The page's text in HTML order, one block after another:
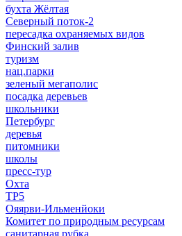
бухта Жёлтая
Северный поток-2
пересадка охраняемых видов
Финский залив
туризм
нац.парки
зеленый мегаполис
посадка деревьев
школьники
Петербург
деревья
питомники
школы
пресс-тур
Охта
ТР5
Ояярви-Ильменйоки
Комитет по природным ресурсам